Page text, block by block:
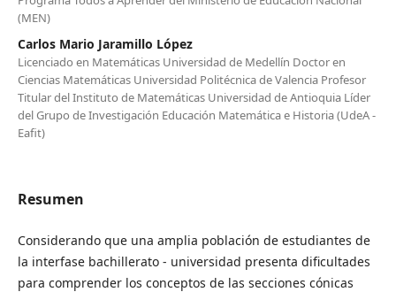
(MEN)
Carlos Mario Jaramillo López
Licenciado en Matemáticas Universidad de Medellín Doctor en
Ciencias Matemáticas Universidad Politécnica de Valencia Profesor
Titular del Instituto de Matemáticas Universidad de Antioquia Líder
del Grupo de Investigación Educación Matemática e Historia (UdeA -
Eafit)
Resumen
Considerando que una amplia población de estudiantes de
la interfase bachillerato - universidad presenta dificultades
para comprender los conceptos de las secciones cónicas